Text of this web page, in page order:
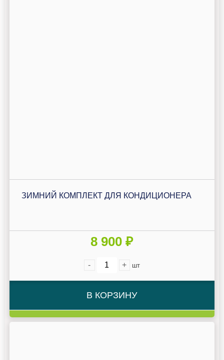
ЗИМНИЙ КОМПЛЕКТ ДЛЯ КОНДИЦИОНЕРА
8 900 ₽
- + шт
В КОРЗИНУ